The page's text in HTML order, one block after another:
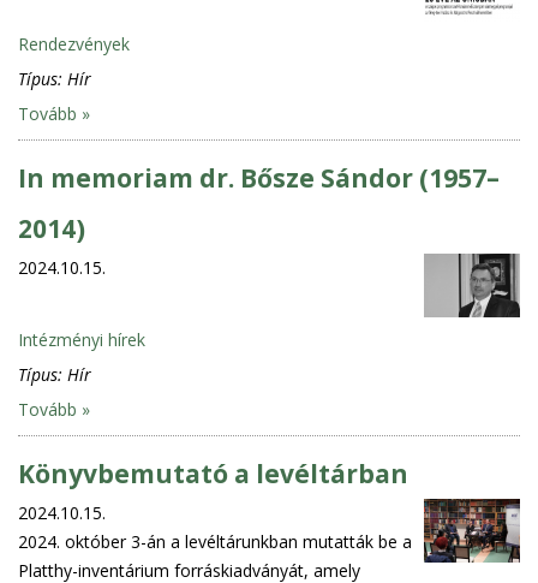
Rendezvények
Típus: Hír
Tovább »
In memoriam dr. Bősze Sándor (1957–
2014)
2024.10.15.
Intézményi hírek
Típus: Hír
Tovább »
Könyvbemutató a levéltárban
2024.10.15.
2024. október 3-án a levéltárunkban mutatták be a
Platthy-inventárium forráskiadványát, amely